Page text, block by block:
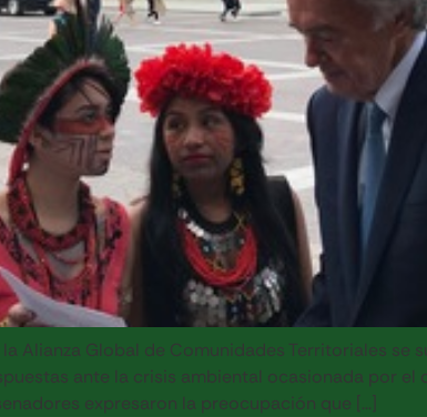
Alianza Global de Comunidades Territoriales se
ante la crisis ambiental ocasionada por el
expresaron la preocupación que […]